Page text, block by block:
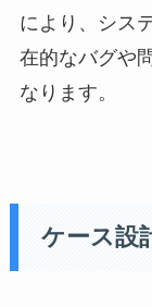
により、シス
在的なバグや
なります。
ケース設